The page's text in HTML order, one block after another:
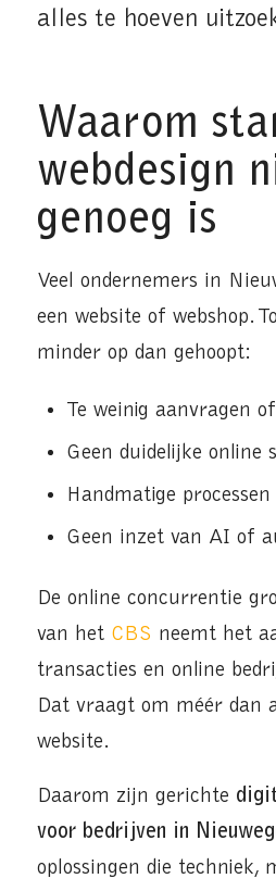
alles te hoeven
Waarom
webdesign
genoeg is
Veel ondernemers in
een website of webshop.
minder op dan gehoopt:
Te weinig aanvragen
Geen duidelijke online
Handmatige
Geen inzet van AI of
De online concurrentie
van het CBS neemt het
transacties en online
Dat vraagt om méér dan
website.
Daarom zijn gerichte
voor bedrijven in
oplossingen die techniek,